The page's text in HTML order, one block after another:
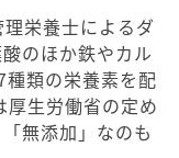
栄養士によるダ
のほか鉄やカル
類の栄養素を配
生労働省の定め
無添加」なのも